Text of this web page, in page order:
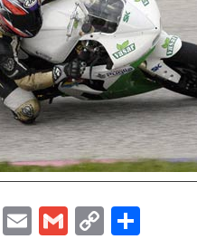
WeChat
EmailGmail
Copy